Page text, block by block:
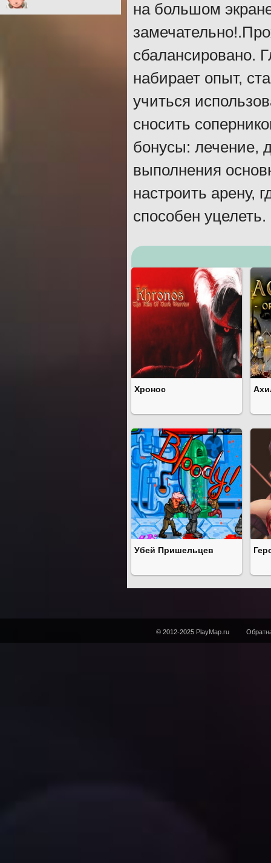
на большом
сбалансировано.
набирает опыт,
учиться
сносить
бонусы: лечение,
выполнения
настроить арену,
способен уцелеть.
Хронос
Убей Пришельцев
© 2012-2025 PlayMap.ru